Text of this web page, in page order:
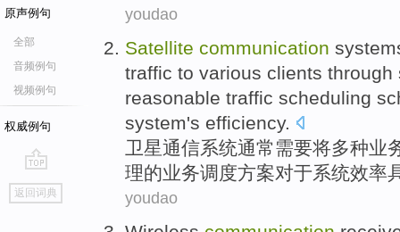
原声例句
全部
音频例句
视频例句
权威例句
go
top
返回词典
youdao
Satellite communication
traffic to various clients through
reasonable traffic scheduling
system's efficiency.
卫星通信系统通常需要将多种业
理的业务调度方案对于系统效率
youdao